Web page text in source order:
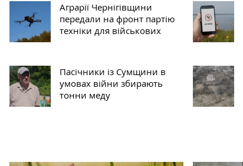
Аграрії Чернігівщини
передали на фронт партію
техніки для військових
Пасічники із Сумщини в
умовах війни збирають
тонни меду